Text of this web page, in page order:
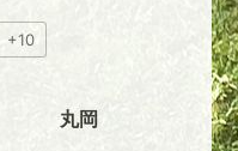
+10
丸岡